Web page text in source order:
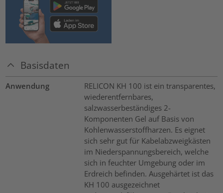
Basisdaten
Anwendung
RELICON KH 100 ist ein transparentes,
wiederentfernbares,
salzwasserbeständiges 2-
Komponenten Gel auf Basis von
Kohlenwasserstoffharzen. Es eignet
sich sehr gut für Kabelabzweigkästen
im Niederspannungsbereich, welche
sich in feuchter Umgebung oder im
Erdreich befinden. Ausgehärtet ist das
KH 100 ausgezeichnet